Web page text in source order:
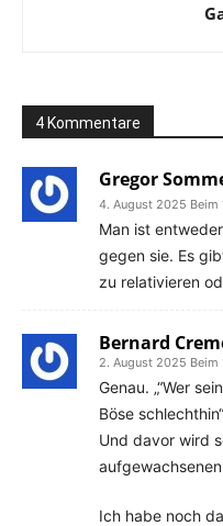
4 Kommentare
Gregor
4. August 2025 Beim
Man ist
gegen sie. Es
zu relativieren
Bernard
2. August 2025 Beim
Genau. „“Wer
Böse
Und davor wird
Ich habe noch